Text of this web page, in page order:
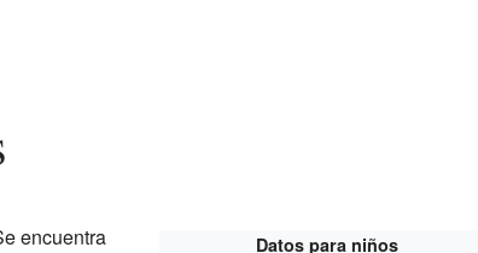
Datos para niños
encuentra